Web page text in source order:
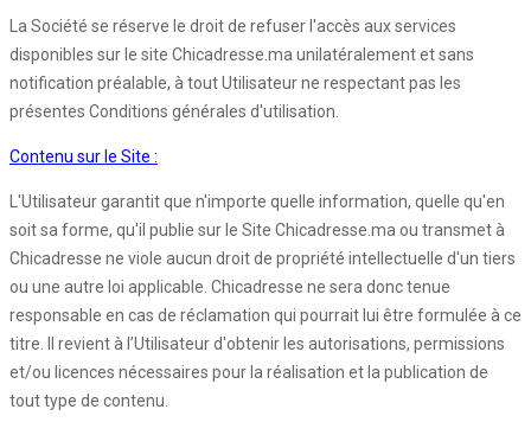
La Société se réserve le droit de refuser l'accès aux services
disponibles sur le site Chicadresse.ma unilatéralement et sans
notification préalable, à tout Utilisateur ne respectant pas les
présentes Conditions générales d'utilisation.
Contenu sur le Site :
L'Utilisateur garantit que n'importe quelle information, quelle qu'en
soit sa forme, qu'il publie sur le Site Chicadresse.ma ou transmet à
Chicadresse ne viole aucun droit de propriété intellectuelle d'un tiers
ou une autre loi applicable. Chicadresse ne sera donc tenue
responsable en cas de réclamation qui pourrait lui être formulée à ce
titre. Il revient à l’Utilisateur d'obtenir les autorisations, permissions
et/ou licences nécessaires pour la réalisation et la publication de
tout type de contenu.